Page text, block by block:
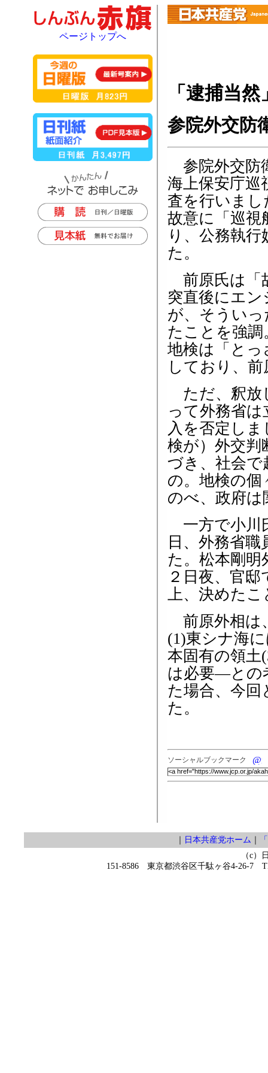
「逮捕当
参院外交防
参院外交防
海上保安庁巡
査を行いまし
故意に「巡視
り、公務執
た。
前原氏は「
突直後にエ
が、そうい
たことを強調
地検は「と
しており、
ただ、釈放
って外務省
入を否定し
検が）外交判
づき、社会
の。地検の
のべ、政府
一方で小川
日、外務省
た。松本剛明
２日夜、官
上、決めた
前原外相は
(1)東シナ海
本固有の領土
は必要―との
た場合、今
た。
ソーシャルブックマーク
ページトップへ
｜ 日本共産党ホーム ｜
（c）
151-8586 東京都渋谷区千駄ヶ谷4-26-7